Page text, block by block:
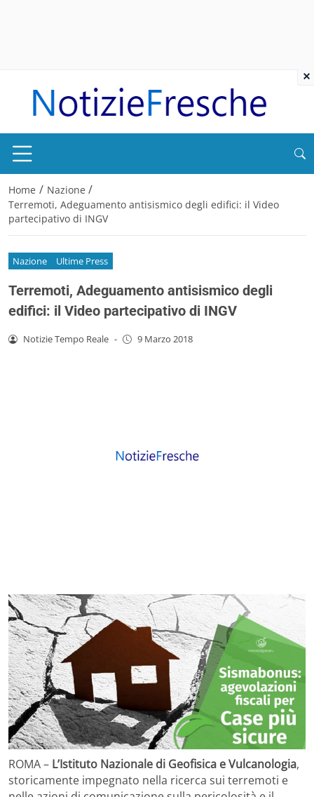
Home / Nazione /
Terremoti, Adeguamento antisismico degli edifici: il Video
partecipativo di INGV
Nazione Ultime Press
Terremoti, Adeguamento antisismico degli
edifici: il Video partecipativo di INGV
Notizie Tempo Reale - 9 Marzo 2018
ROMA – L’Istituto Nazionale di Geofisica e Vulcanologia,
storicamente impegnato nella ricerca sui terremoti e
×